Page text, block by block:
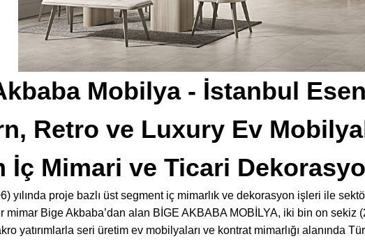
Mobilya - İstanbul
Retro ve Luxury Ev
İç Mimari ve Ticari
yılında proje bazlı üst segment iç mimarlık ve dekorasyon işleri ile
mimar Bige Akbaba’dan alan BİGE AKBABA MOBİLYA, iki bin on sekiz
yatırımlarla seri üretim ev mobilyaları ve kontrat mimarlığı alanında